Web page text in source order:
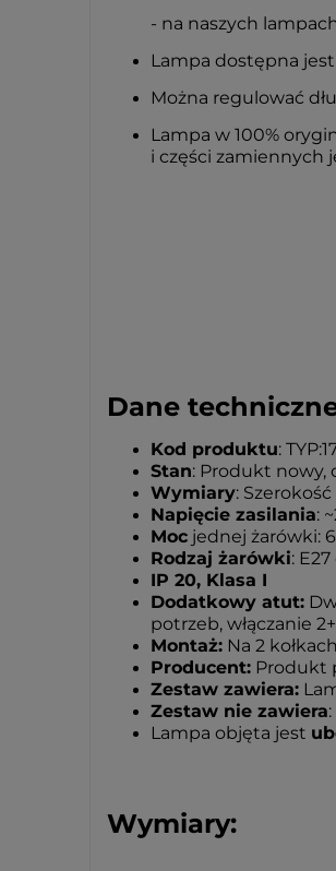
- na naszych
Lampa dostępna
Można regulować
Lampa w 100%
i części zamiennych
Dane
Kod produktu:
Stan: Produkt nowy,
Wymiary:
Napięcie zasilania:
Moc jednej żarówki:
Rodzaj żarówki:
IP 20, Klasa I
Dodatkowy atut:
potrzeb, włączanie
Montaż: Na 2
Producent: Produkt
Zestaw zawiera:
Zestaw nie zawiera
Lampa objęta jest
Wymiary: